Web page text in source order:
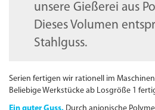
unsere Gießerei aus
Dieses Volumen
Stahlguss.
Serien fertigen wir rationell im
Beliebige Werkstücke ab Losgröße 1